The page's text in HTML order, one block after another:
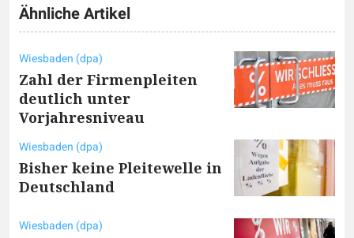
Ähnliche Artikel
Wiesbaden (dpa)
Zahl der Firmenpleiten
deutlich unter
Vorjahresniveau
Wiesbaden (dpa)
Bisher keine Pleitewelle in
Deutschland
Wiesbaden (dpa)